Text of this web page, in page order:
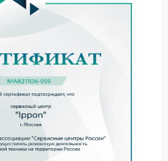
выполнить базовые
устройства на ровной
исключить внешние
ремонт